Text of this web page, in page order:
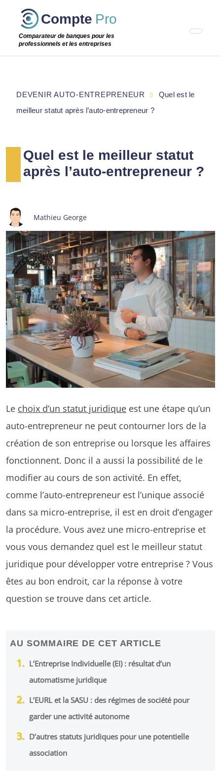
Passer
étape
Compte Pro
Comparateur de banques pour les
professionnels et les entreprises
Quel est le meilleur statut
après l’auto-entrepreneur ?
Mathieu George
Le choix d’un statut juridique est une étape qu’un
auto-entrepreneur ne peut contourner lors de la
création de son entreprise ou lorsque les affaires
fonctionnent. Donc il a aussi la possibilité de le
modifier au cours de son activité. En effet,
comme l’auto-entrepreneur est l’unique associé
dans sa micro-entreprise, il est en droit d’engager
la procédure. Vous avez une micro-entreprise et
vous vous demandez quel est le meilleur statut
juridique pour développer votre entreprise ? Vous
êtes au bon endroit, car la réponse à votre
question se trouve dans cet article.
AU SOMMAIRE DE CET ARTICLE
L’Entreprise Individuelle (EI) : résultat d’un
automatisme juridique
L’EURL et la SASU : des régimes de société pour
garder une activité autonome
D’autres statuts juridiques pour une potentielle
association
DEVENIR AUTO-ENTREPRENEUR
Quel est le
meilleur statut après l’auto-entrepreneur ?